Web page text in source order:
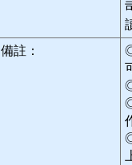
備註：